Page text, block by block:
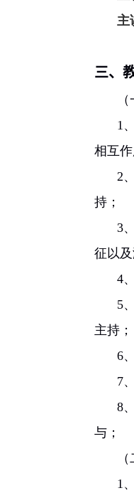
主
三、
1
相互
2
持；
3
征以
4
5
主持 ；
6
7
8
与；
1